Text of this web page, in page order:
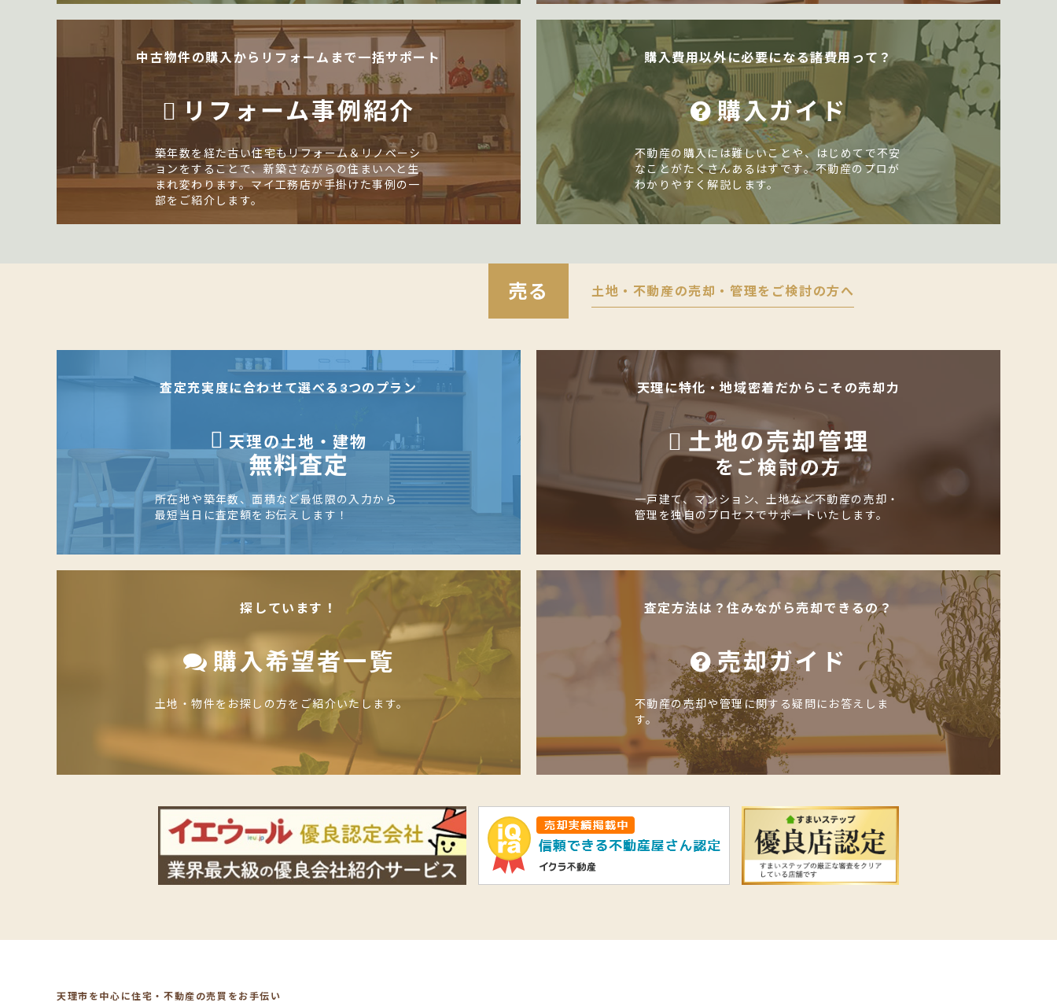
中古物件の購入からリフォームまで一括サポート
リフォーム事例紹介
築年数を経た古い住宅もリフォーム＆リノベーシ
ョンをすることで、新築さながらの住まいへと生
まれ変わります。マイ工務店が手掛けた事例の一
部をご紹介します。
購入費用以外に必要になる諸費用って？
購入ガイド
不動産の購入には難しいことや、はじめてで不安
なことがたくさんあるはずです。不動産のプロが
わかりやすく解説します。
売る 土地・不動産の売却・管理をご検討の方へ
査定充実度に合わせて選べる3つのプラン
天理の土地・建物
無料査定
所在地や築年数、面積など最低限の入力から
最短当日に査定額をお伝えします！
天理に特化・地域密着だからこその売却力
土地の売却管理
をご検討の方
一戸建て、マンション、土地など不動産の売却・
管理を独自のプロセスでサポートいたします。
探しています！
購入希望者一覧
土地・物件をお探しの方をご紹介いたします。
査定方法は？住みながら売却できるの？
売却ガイド
不動産の売却や管理に関する疑問にお答えしま
す。
天理市を中心に住宅・不動産の売買をお手伝い